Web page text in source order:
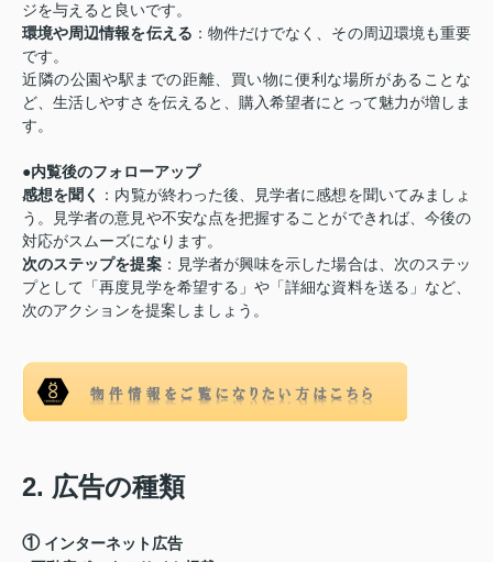
ジを与えると良いです。
環境や周辺情報を伝える ：物件だけでなく、その周辺環境も重要
です。
近隣の公園や駅までの距離、買い物に便利な場所があることな
ど、生活しやすさを伝えると、購入希望者にとって魅力が増しま
す。
●内覧後のフォローアップ
感想を聞く
：内覧が終わった後、見学者に感想を聞いてみましょ
う。見学者の意見や不安な点を把握することができれば、今後の
対応がスムーズになります。
次のステップを提案：見学者が興味を示した場合は、次のステッ
プとして「再度見学を希望する」や「詳細な資料を送る」など、
次のアクションを提案しましょう。
2. 広告の種類
① インターネット広告